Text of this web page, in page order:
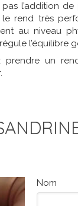
l’addition
rend très
au niveau
régule l’équilibre
prendre un
Nom